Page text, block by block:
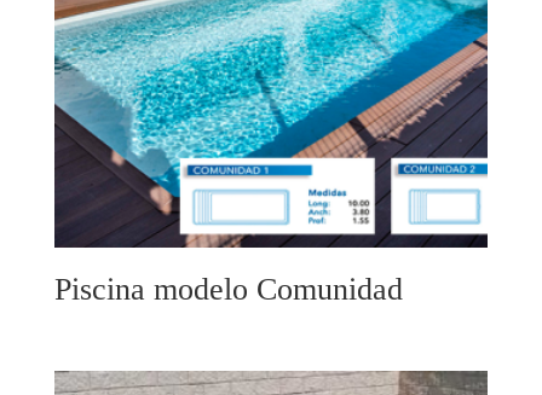
Piscina modelo Comunidad